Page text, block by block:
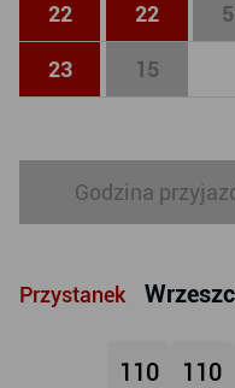
22 22
23 15
Godzina
Przystanek
110 110